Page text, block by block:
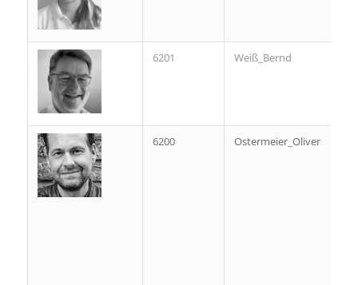
6201 Weiß_Bernd
6200 Ostermeier_Oliver